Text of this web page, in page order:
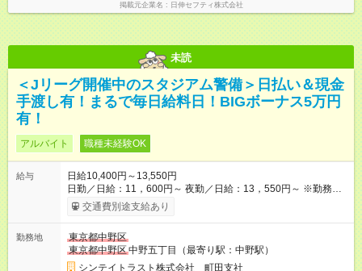
掲載元企業名 日伸セフティ株式会社
未読
＜Jリーグ開催中のスタジアム警備＞日払い＆現金
手渡し有！まるで毎日給料日！BIGボーナス5万円
有！
アルバイト 職種未経験OK
給与
日給10,400円～13,550円
日勤／日給：11，600円～ 夜勤／日給：13，550円～ ※勤務数
が週2日以下の場合 日勤／日給：10，400円 夜勤／日給：12，
350円 ■交通費別途全額支給 ※規定あり ■支払方法：日払い └日
⇒希望をお聞かせください♪ ■各種資格手当あり ■残業手当あり ■
日給保障あり └早く終わっても”全額”支給！ ・－・－・ ≪ 法定
研修 ≫ 研修時の給与： 日給10，000円×3日間（24時間） ＝研
交通費別途支給あり
勤務地
東京都中野区
東京都中野区中野五丁目（最寄り駅：中野駅）
シンテイトラスト株式会社 町田支社